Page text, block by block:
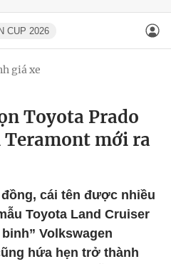
CUP 2026
giá xe
Toyota Prado
Teramont mới ra
cái tên được nhiều
Toyota Land Cruiser
Volkswagen
hứa hẹn trở thành